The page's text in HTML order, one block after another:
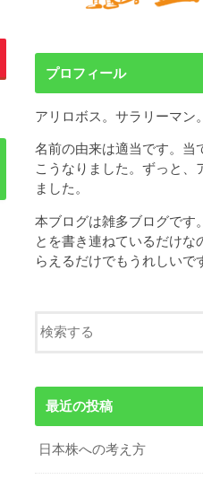
プロフィール
アリロボス。サラリーマン
名前の由来は適当です。当
こうなりました。ずっと、
ました。
本ブログは雑多ブログです
とを書き連ねているだけな
らえるだけでもうれしいで
最近の投稿
日本株への考え方